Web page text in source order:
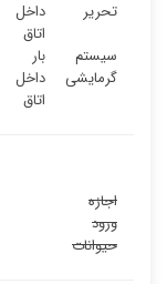
تحریر
داخل
اتاق
سیستم
گرمایشی
بار
داخل
اتاق
اجازه
ورود
حیوانات